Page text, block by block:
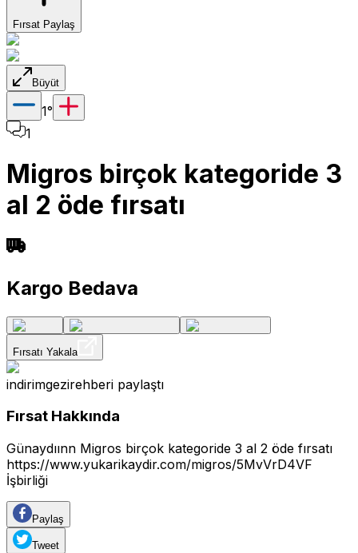
Fırsat Paylaş
Büyüt
1°
1
Migros birçok kategoride 3
al 2 öde fırsatı
Kargo Bedava
Fırsatı Yakala
indirimgezirehberi paylaştı
Fırsat Hakkında
Günaydıınn Migros birçok kategoride 3 al 2 öde fırsatı
https://www.yukarikaydir.com/migros/5MvVrD4VF
İşbirliği
Paylaş
Tweet